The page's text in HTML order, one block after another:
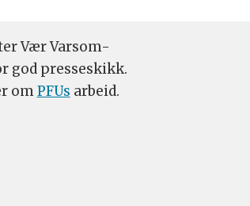
Vær Varsom-
god presseskikk.
omPFUs arbeid.